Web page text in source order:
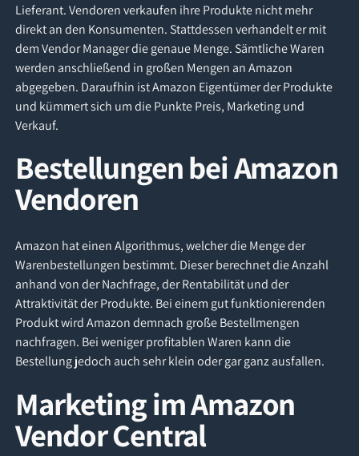
Lieferant. Vendoren verkaufen ihre Produkte nicht mehr
direkt an den Konsumenten. Stattdessen verhandelt er mit
dem Vendor Manager die genaue Menge. Sämtliche Waren
werden anschließend in großen Mengen an Amazon
abgegeben. Daraufhin ist Amazon Eigentümer der Produkte
und kümmert sich um die Punkte Preis, Marketing und
Verkauf.
Bestellungen bei Amazon
Vendoren
Amazon hat einen Algorithmus, welcher die Menge der
Warenbestellungen bestimmt. Dieser berechnet die Anzahl
anhand von der Nachfrage, der Rentabilität und der
Attraktivität der Produkte. Bei einem gut funktionierenden
Produkt wird Amazon demnach große Bestellmengen
nachfragen. Bei weniger profitablen Waren kann die
Bestellung jedoch auch sehr klein oder gar ganz ausfallen.
Marketing im Amazon
Vendor Central